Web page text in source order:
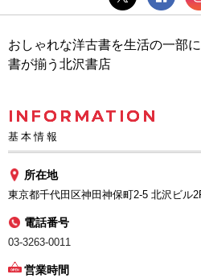
おしゃれな洋古書を生活の一部
書が揃う北沢書店
INFORMATION
基本情報
所在地
東京都千代田区神田神保町2-5 北沢ビル
電話番号
03-3263-0011
営業時間